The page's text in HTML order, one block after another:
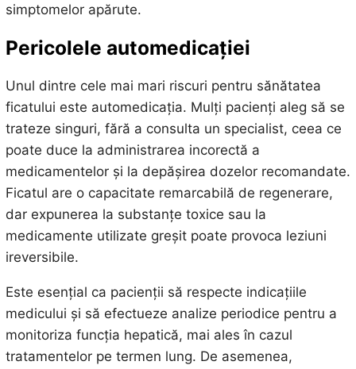
simptomelor apărute.
Pericolele automedicației
Unul dintre cele mai mari riscuri pentru sănătatea
ficatului este automedicația. Mulți pacienți aleg să se
trateze singuri, fără a consulta un specialist, ceea ce
poate duce la administrarea incorectă a
medicamentelor și la depășirea dozelor recomandate.
Ficatul are o capacitate remarcabilă de regenerare,
dar expunerea la substanțe toxice sau la
medicamente utilizate greșit poate provoca leziuni
ireversibile.
Este esențial ca pacienții să respecte indicațiile
medicului și să efectueze analize periodice pentru a
monitoriza funcția hepatică, mai ales în cazul
tratamentelor pe termen lung. De asemenea,